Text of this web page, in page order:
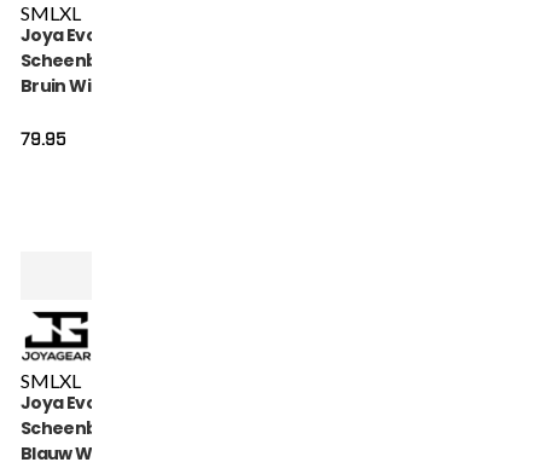
SMLXL
Joya Evolution Pro
Scheenbeschermers
Bruin Wit
79.95
SMLXL
Joya Evolution
Scheenbeschermers
Blauw Wit